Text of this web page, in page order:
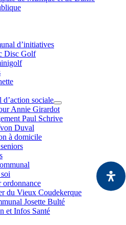
d’initiatives
Disc Golf
sociale
Annie Girardot
Paul Schrive
Duval
à domicile
ordonnance
du Vieux Coudekerque
Josette Bulté
et Infos Santé